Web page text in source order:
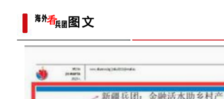
重大历史题材电影《天山之